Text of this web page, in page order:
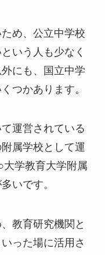
め、公立中学校
いう人も少なく
にも、国立中学
つかあります。
運営されている
属学校として運
学教育大学附属
いです。
教育研究機関と
った場に活用さ